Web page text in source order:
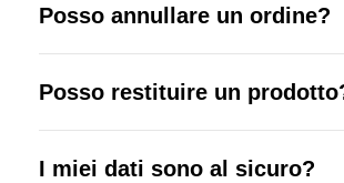
Posso annullare un ordine?
Posso restituire un
I miei dati sono al sicuro?